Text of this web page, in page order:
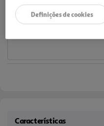
Notas de preparação
Características
Definições de cookies